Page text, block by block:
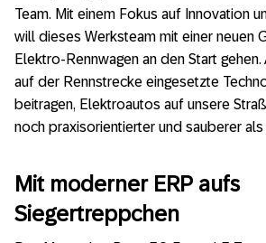
Team. Mit einem Fokus auf Innovation
will dieses Werksteam mit einer neuen
Elektro-Rennwagen an den Start
auf der Rennstrecke eingesetzte
beitragen, Elektroautos auf unsere
noch praxisorientierter und sauberer als
Mit moderner ERP aufs
Siegertreppchen